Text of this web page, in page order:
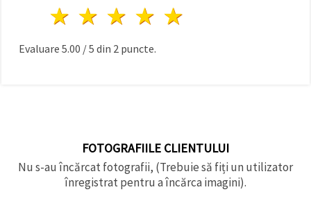
4 stele
3 stele
2 stele
1 stea
Evaluare 5.00 /5 din 2 puncte.
FOTOGRAFIILE CLIENTULUI
Nu s-au încărcat fotografii, (Trebuie să fiți un utilizator
înregistrat pentru a încărca imagini).